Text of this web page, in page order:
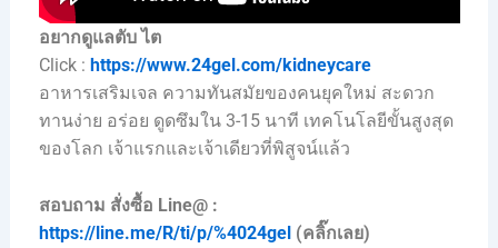
อยากดูแลตับ ไต
Click : https://www.24gel.com/kidneycare
อาหารเสริมเจล ความทันสมัยของคนยุคใหม่ สะดวก
ทานง่าย อร่อย ดูดซึมใน 3-15 นาที เทคโนโลยีขั้นสูงสุด
ของโลก เจ้าแรกและเจ้าเดียวที่พิสูจน์แล้ว
สอบถาม สั่งซื้อ Line@ :
https://line.me/R/ti/p/%4024gel(คลิ๊กเลย)